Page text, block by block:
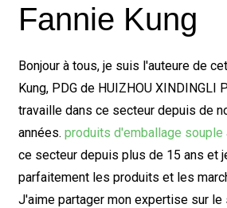
Fannie Kung
Bonjour à tous, je suis l'auteure de
Kung, PDG de HUIZHOU XINDINGLI
travaille dans ce secteur depuis de
années. produits d'emballage souple
ce secteur depuis plus de 15 ans et
parfaitement les produits et les
J'aime partager mon expertise sur